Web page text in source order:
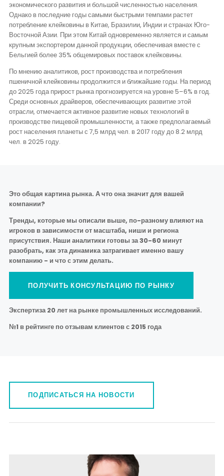
экономического развития и большой численностью населения.
Однако в последние годы самыми быстрыми темпами растет
потребление клейковины в Китае, Бразилии, Индии и странах Юго-
Восточной Азии. При этом Китай одновременно является и самым
крупным экспортером данной продукции, обеспечивая вместе с
Бельгией более 35% общемировых поставок клейковины.
По мнению аналитиков, рост производства и потребления
пшеничной клейковины продолжится и ближайшие годы. На период
до 2025 года прирост рынка прогнозируется на уровне 5–6% в год.
Среди основных драйверов, обеспечивающих развитие этой
отрасли, отмечается активное развитие новых технологий в
производстве пищевой промышленности, а также предполагаемый
рост населения планеты с 7,5 млрд чел. в 2017 году до 8.2 млрд
чел. в 2025 году.
Это общая картина рынка. А что она значит для вашей
компании?
Тренды, которые мы описали выше, по-разному влияют на
игроков в зависимости от масштаба, ниши и региона
присутствия. Наши аналитики готовы за 30-60 минут
разобрать, как эта динамика затрагивает именно вашу
компанию - и что с этим делать.
ПОЛУЧИТЬ КОНСУЛЬТАЦИЮ ПО РЫНКУ
Экспертиза 20 лет на рынке промышленных исследований.
№1 в рейтинге по отзывам клиентов с 2015 года
ПОДПИСАТЬСЯ НА НОВОСТИ